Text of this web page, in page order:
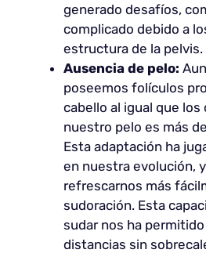
generado desafíos,
complicado debido a
estructura de la pelvis.
Ausencia de pelo:
poseemos folículos
cabello al igual que los
nuestro pelo es más
Esta adaptación ha
en nuestra evolución,
refrescarnos más
sudoración. Esta
sudar nos ha
distancias sin